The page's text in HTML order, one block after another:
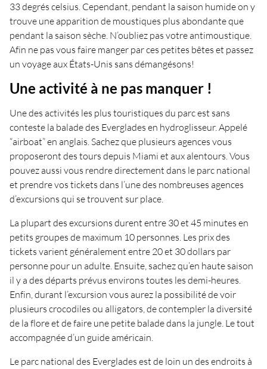
33 degrés celsius. Cependant, pendant la saison humide on y
trouve une apparition de moustiques plus abondante que
pendant la saison sèche. N’oubliez pas votre antimoustique.
Afin ne pas vous faire manger par ces petites bêtes et passez
un voyage aux États-Unis sans démangésons!
Une activité à ne pas manquer !
Une des activités les plus touristiques du parc est sans
conteste la balade des Everglades en hydroglisseur. Appelé
“airboat” en anglais. Sachez que plusieurs agences vous
proposeront des tours depuis Miami et aux alentours. Vous
pouvez aussi vous rendre directement dans le parc national
et prendre vos tickets dans l’une des nombreuses agences
d’excursions qui se trouvent sur place.
La plupart des excursions durent entre 30 et 45 minutes en
petits groupes de maximum 10 personnes. Les prix des
tickets varient généralement entre 20 et 30 dollars par
personne pour un adulte. Ensuite, sachez qu’en haute saison
il y a des départs prévus environs toutes les demi-heures.
Enfin, durant l’excursion vous aurez la possibilité de voir
plusieurs crocodiles ou alligators, de contempler la diversité
de la flore et de faire une petite balade dans la jungle. Le tout
accompagnée d’un guide américain.
Le parc national des Everglades est de loin un des endroits à